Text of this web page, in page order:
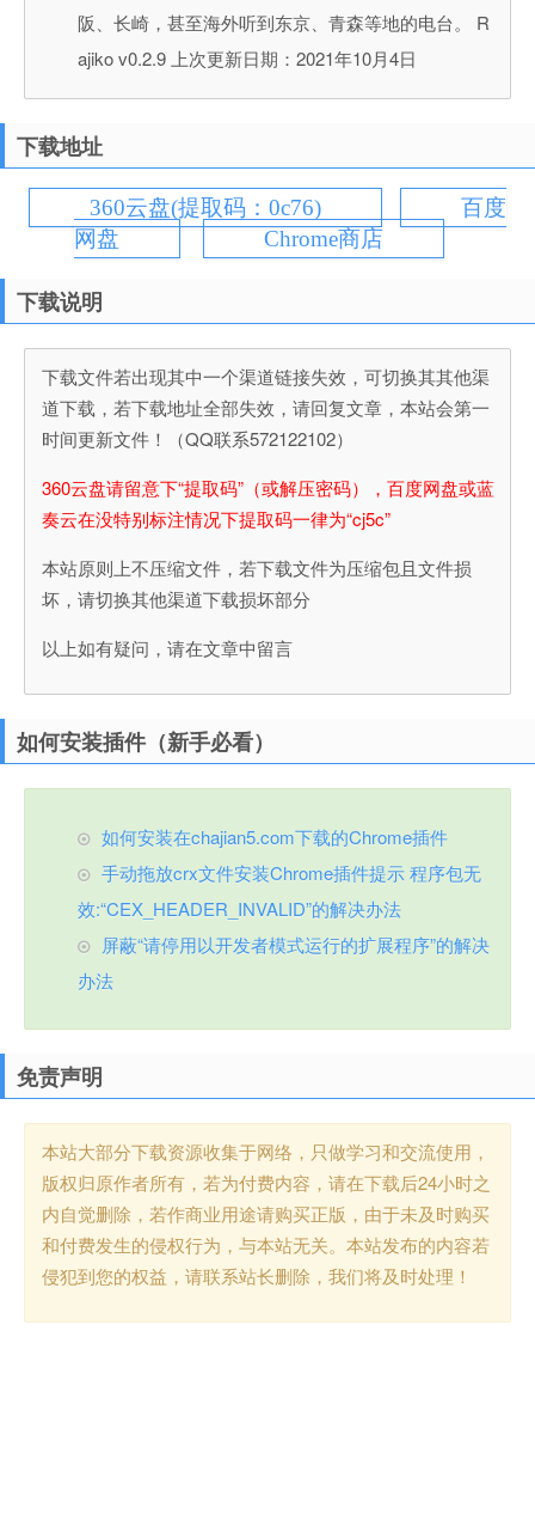
阪、长崎，甚至海外听到东京、青森等地的电台。 R
ajiko v0.2.9 上次更新日期：2021年10月4日
下载地址
360云盘(提取码：0c76)
百度
网盘
Chrome商店
下载说明
下载文件若出现其中一个渠道链接失效，可切换其其他渠
道下载，若下载地址全部失效，请回复文章，本站会第一
时间更新文件！（QQ联系572122102）
360云盘请留意下“提取码”（或解压密码），百度网盘或蓝
奏云在没特别标注情况下提取码一律为“cj5c”
本站原则上不压缩文件，若下载文件为压缩包且文件损
坏，请切换其他渠道下载损坏部分
以上如有疑问，请在文章中留言
如何安装插件（新手必看）
如何安装在chajian5.com下载的Chrome插件
手动拖放crx文件安装Chrome插件提示 程序包无
效:“CEX_HEADER_INVALID”的解决办法
屏蔽“请停用以开发者模式运行的扩展程序”的解决
办法
免责声明
本站大部分下载资源收集于网络，只做学习和交流使用，
版权归原作者所有，若为付费内容，请在下载后24小时之
内自觉删除，若作商业用途请购买正版，由于未及时购买
和付费发生的侵权行为，与本站无关。本站发布的内容若
侵犯到您的权益，请联系站长删除，我们将及时处理！